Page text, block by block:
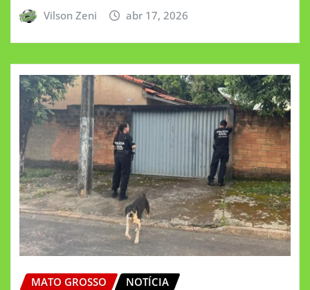
Vilson Zeni abr 17, 2026
MATO GROSSO NOTÍCIA